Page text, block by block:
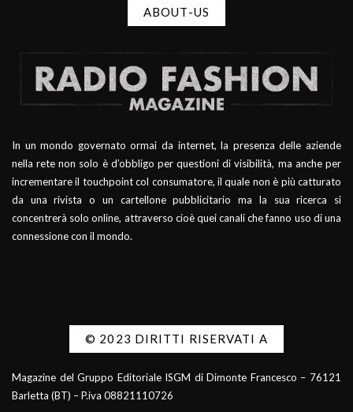
ABOUT-US
In un mondo governato ormai da internet, la presenza delle aziende
nella rete non solo è d’obbligo per questioni di visibilità, ma anche per
incrementare il touchpoint col consumatore, il quale non è più catturato
da una rivista o un cartellone pubblicitario ma la sua ricerca si
concentrerà solo online, attraverso cioè quei canali che fanno uso di una
connessione con il mondo.
© 2023 DIRITTI RISERVATI A
Magazine del Gruppo Editoriale ISGM di Dimonte Francesco – 76121
Barletta (BT) – P.iva 08821110726